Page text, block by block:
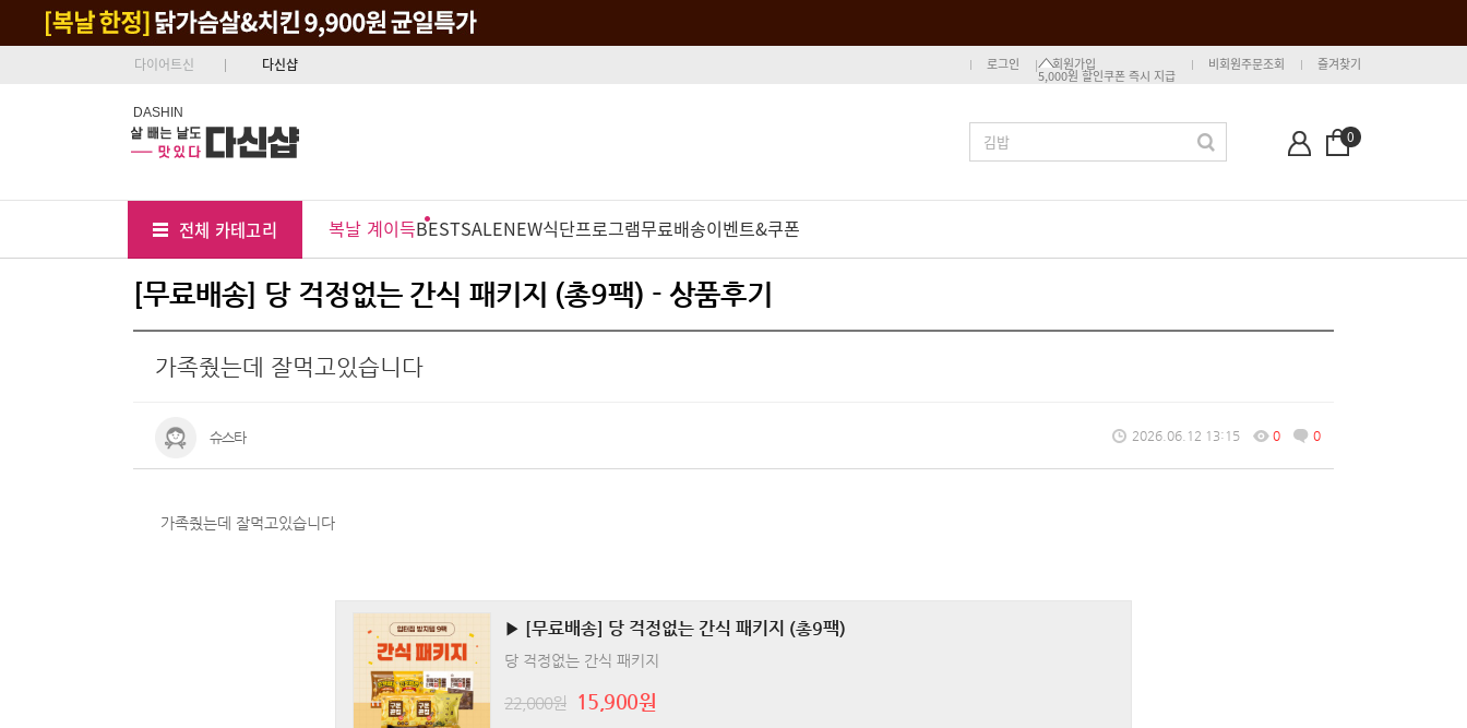
다이어트신 다신샵 로그인 회원가입
5,000원 할인쿠폰 즉시 지급
비회원주문조회 즐겨찾기
DASHIN
0
전체 카테고리 복날 계이득BESTSALENEW식단프로그램무료배송이벤트&쿠폰
[무료배송] 당 걱정없는 간식 패키지 (총9팩) - 상품후기
가족줬는데 잘먹고있습니다
슈스타 2026.06.12 13:15 0 0
가족줬는데 잘먹고있습니다
▶ [무료배송] 당 걱정없는 간식 패키지 (총9팩)
당 걱정없는 간식 패키지
22,000원 15,900원